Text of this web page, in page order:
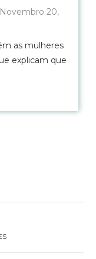
Novembro 20,
as mulheres
explicam que